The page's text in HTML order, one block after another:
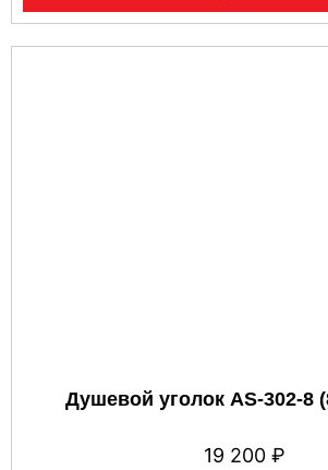
Душевой уголок AS-302-8
19 200 ₽